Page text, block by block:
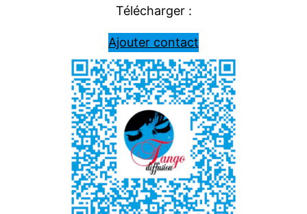
Télécharger :
Ajouter contact